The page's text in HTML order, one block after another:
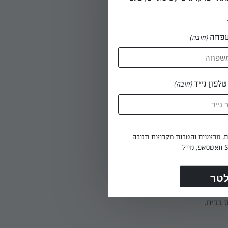
ומניחים
את
מעבירים את הבצק ללוח חיתוך גדול או למשטח סיליקון, לשים לבצק חלק, וצרים גליל באורך 25
את
בבית,
(חובה)
נייד(חובה)
מבצעים והטבות מקבוצת תנובה